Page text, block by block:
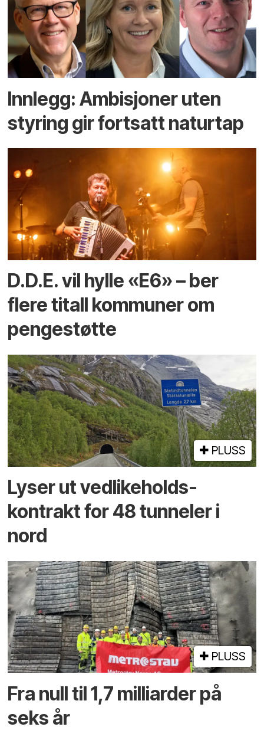
Innlegg: Ambisjoner uten
styring gir fortsatt naturtap
D.D.E. vil hylle «E6» – ber
flere titall kommuner om
pengestøtte
PLUSS
Lyser ut vedlikeholds­
kontrakt for 48 tunneler i
nord
PLUSS
Fra null til 1,7 milliarder på
seks år